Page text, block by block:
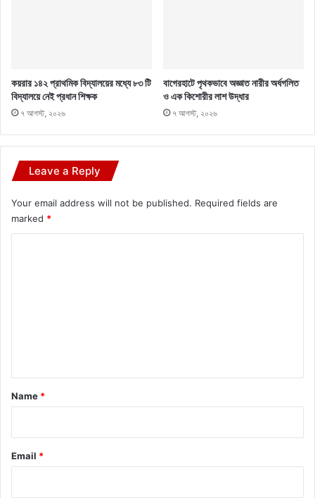
কয়রার ১৪২ প্রাথমিক বিদ্যালয়ের মধ্যে ৮৩ টি
বিদ্যালয়ে নেই প্রধান শিক্ষক
৭ আগস্ট, ২০২৬
বাগেরহাটে পৃথকভাবে অজ্ঞাত নারীর অর্ধগলিত
ও এক কিশোরীর লাশ উদ্ধার
৭ আগস্ট, ২০২৬
Leave a Reply
Your email address will not be published. Required fields are
marked *
*
Name *
Email *